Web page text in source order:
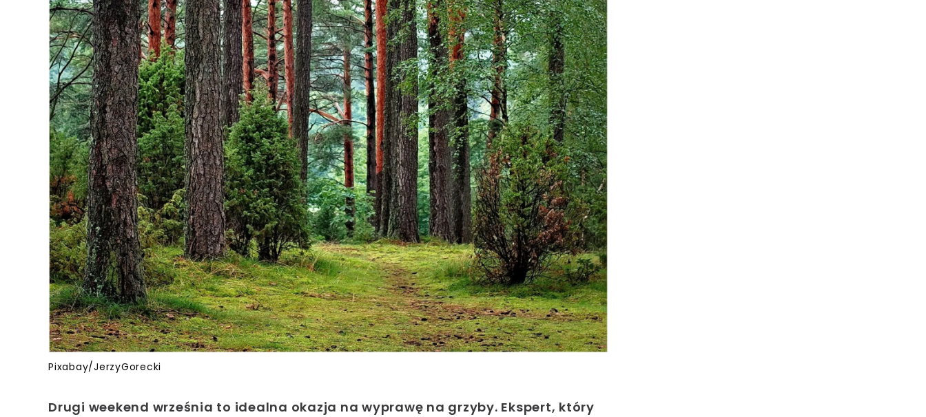
Pixabay/JerzyGorecki
Drugi weekend września to idealna okazja na wyprawę na grzyby. Ekspert, który